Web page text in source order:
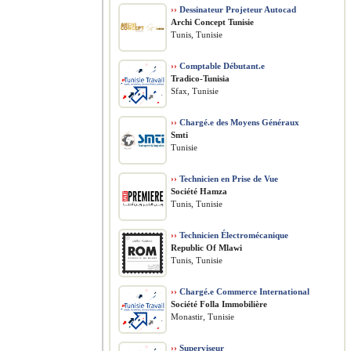
›› Dessinateur Projeteur Autocad
Archi Concept Tunisie
Tunis, Tunisie
›› Comptable Débutant.e
Tradico-Tunisia
Sfax, Tunisie
›› Chargé.e des Moyens Généraux
Smti
Tunisie
›› Technicien en Prise de Vue
Société Hamza
Tunis, Tunisie
›› Technicien Électromécanique
Republic Of Mlawi
Tunis, Tunisie
›› Chargé.e Commerce International
Société Folla Immobilière
Monastir, Tunisie
›› Superviseur